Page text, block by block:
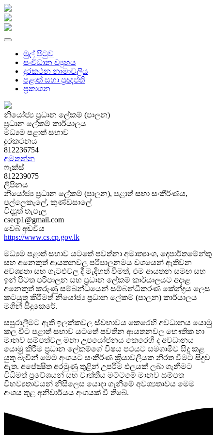
මුල් පිටුව
සංවිධාන ව්‍යුහය
දුරකථන නාමාවලිය
පළාත් සභා ප්‍රඥප්ති
ප්‍රකාශන
නියෝජ්‍ය ප්‍රධාන ලේකම් (පාලන)
ප්‍රධාන ලේකම් කාර්යාලය
මධ්‍යම පළාත් සභාව
දුරකථනය
812236754
අමතන්න
ෆැක්ස්
812239075
ලිපිනය
නියෝජ්‍ය ප්‍රධාන‍ ලේකම් (පාලන), පළාත් සභා සංකීර්ණය,
පල්ලෙකැලේ, කුණ්ඩසාලේ
විද්‍යුත් තැපෑල
csecp1@gmail.com
වෙබ් අඩවිය
https://www.cs.cp.gov.lk
මධ්‍යම පළාත් සභාව යටතේ පවත්නා අමාත්‍යාංශ, දෙපාර්තමේන්තු
සහ අනෙකුත් ආයතනවල පරිපාලනමය වශයෙන් ඇතිවන
අවශ්‍යතා සහ ගැටළුවල දී මැදිහත් වීමත්, එම ආයතන සමඟ සහ
ඉන් පිටත පරිපාලන සහ ප්‍රධාන ලේකම් කාර්යාලයට අදාළ
අනෙකුත් කරුණු සම්බන්ධයෙන් සම්බන්ධීකරණ කේන්ද්‍රය ලෙස
කටයුතු කිරීමත් නියෝජ්‍ය ප්‍රධාන ලේකම් (පාලන) කාර්යාලය
මගින් සිදුකෙරේ.
සපුරාලීමට ඇති ඉලක්කවල ස්වභාවය කෙරෙහි අවධානය යොමු
කල විට පළාත් සභාව යටතේ පවතින ආයතනවල භෞතික හා
මානව සම්පත්වල මනා උපයෝජනය කෙරෙහි ද අවධානය
යොමු කිරීම ප්‍රධාන ලේකම්ගේ විෂය පථයට සමගාමීව සිදු කළ
යුතු බැවින් මෙම අංශයට සංකීර්ණ ක්‍රියාවලියක නිරත වීමට සිදුව
ඇත. අපේක්‍ෂිත අරමුණු තුළින් උපරිම ඵලයක් ලබා ගැනීමට
විධිමත් ප්‍රවේශයන් සහ වෘත්තීය මට්ටමේ මානව සම්පත
විභව්‍යතාවයන් නිසිලෙස යොදා ගැනීමේ අවශ්‍යතාවය මෙම
අංශය තුළ අනිවාර්යය අංගයක් වී තිබේ.